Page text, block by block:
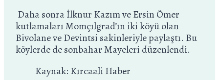
Daha sonra İlknur Kazım ve Ersin Ömer
kutlamaları Momçılgrad’ın iki köyü olan
Bivolane ve Devintsi sakinleriyle paylaştı. Bu
köylerde de sonbahar Mayeleri düzenlendi.
Kaynak: Kırcaali Haber